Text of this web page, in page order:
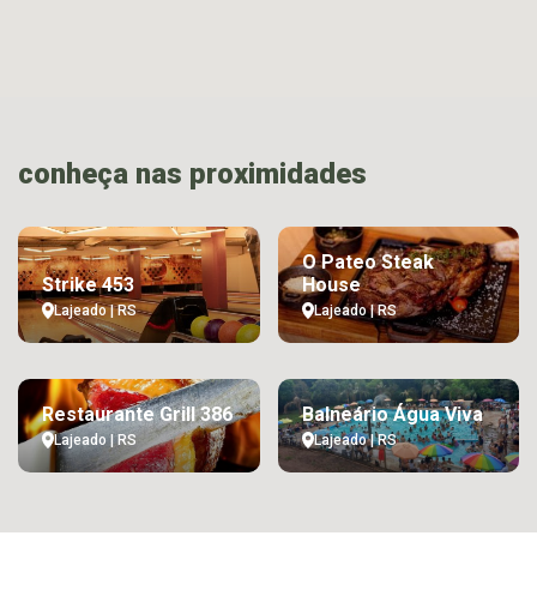
conheça nas proximidades
Strike 453
Lajeado | RS
O Pateo Steak
House
Lajeado | RS
Restaurante Grill 386
Lajeado | RS
Balneário Água Viva
Lajeado | RS